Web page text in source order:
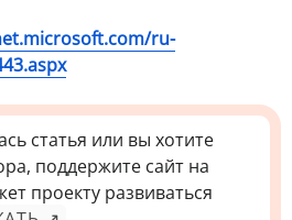
ru-
статья или вы хотите
поддержите сайт на
проекту развиваться